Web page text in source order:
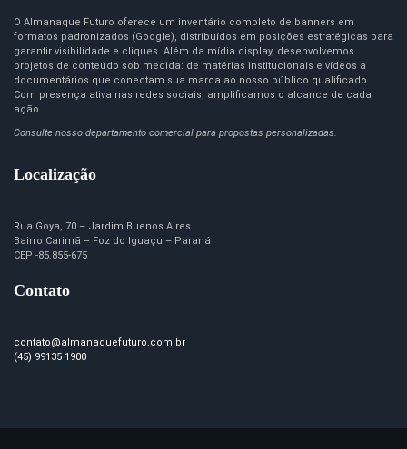
O Almanaque Futuro oferece um inventário completo de banners em
formatos padronizados (Google), distribuídos em posições estratégicas para
garantir visibilidade e cliques. Além da mídia display, desenvolvemos
projetos de conteúdo sob medida: de matérias institucionais e vídeos a
documentários que conectam sua marca ao nosso público qualificado.
Com presença ativa nas redes sociais, amplificamos o alcance de cada
ação.
Consulte nosso departamento comercial para propostas personalizadas.
Localização
Rua Goya, 70 – Jardim Buenos Aires
Bairro Carimã – Foz do Iguaçu – Paraná
CEP -85.855-675
Contato
contato@almanaquefuturo.com.br
(45) 99135 1900